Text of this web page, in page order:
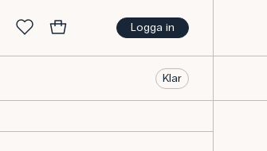
Logga in
Klar